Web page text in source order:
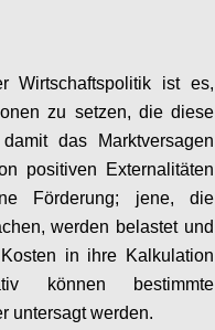
Wirtschaftspolitik ist es,
zu setzen, die diese
das Marktversagen
positiven Externalitäten
Förderung; jene, die
werden belastet und
in ihre Kalkulation
können bestimmte
untersagt werden.